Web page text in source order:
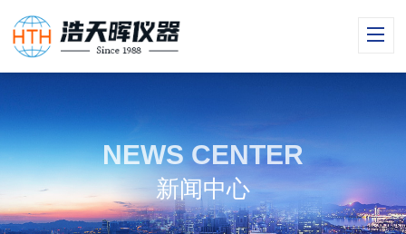
NEWS CENTER
新闻中心